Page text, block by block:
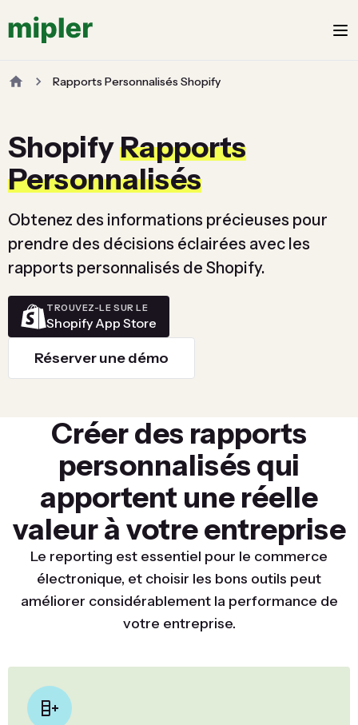
Rapports Personnalisés Shopify
ShopifyRapports
Personnalisés
Obtenez des informations précieuses pour
prendre des décisions éclairées avec les
rapports personnalisés de Shopify.
TROUVEZ-LE SUR LE
Shopify App Store
Réserver une démo
Créer des rapports
personnalisés qui
apportent une réelle
valeur à votre entreprise
Le reporting est essentiel pour le commerce
électronique, et choisir les bons outils peut
améliorer considérablement la performance de
votre entreprise.